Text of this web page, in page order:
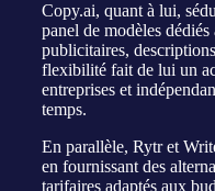
Copy.ai, quant à lui,
panel de modèles
publicitaires,
flexibilité fait de lui un
entreprises et
temps.
En parallèle, Rytr et
en fournissant des
tarifaires adaptés aux